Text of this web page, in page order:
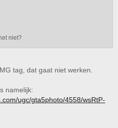
niet?
tag, dat gaat niet werken.
namelijk:
ugc/gta5photo/4558/wsRtP-